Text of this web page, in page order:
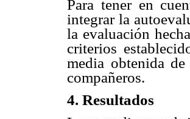
Para tener en
integrar la
la evaluación
criterios
media obtenida
compañeros.
4. Resultados